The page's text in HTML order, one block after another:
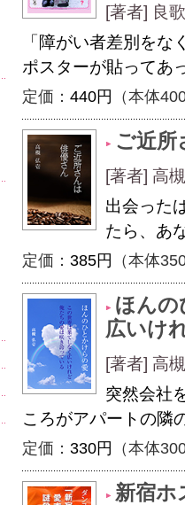
[著者] 良
「障がい者差別を
ポスターが貼ってあ
定価： 440円 （本体
ご近所
[著者] 高
出会った
たら、あ
定価： 385円 （本体
ほん
広いけ
[著者] 高
突然会社
ころがアパートの隣
定価： 330円 （本体
新宿ホ